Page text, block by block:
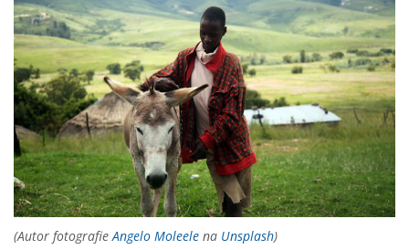
(Autor fotografie Angelo Moleele na Unsplash)